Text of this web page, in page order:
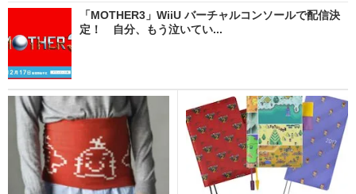
「MOTHER3」WiiU バーチャルコンソールで配信決
定！ 自分、もう泣いてい...